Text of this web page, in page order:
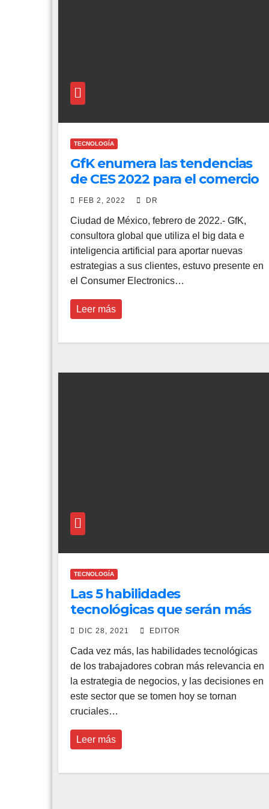
TECNOLOGÍA
GfK enumera las tendencias
de CES 2022 para el comercio
minorista
FEB 2, 2022 DR
Ciudad de México, febrero de 2022.- GfK,
consultora global que utiliza el big data e
inteligencia artificial para aportar nuevas
estrategias a sus clientes, estuvo presente en
el Consumer Electronics…
Leer más
TECNOLOGÍA
Las 5 habilidades
tecnológicas que serán más
demandadas en México en
DIC 28, 2021 EDITOR
Cada vez más, las habilidades tecnológicas
de los trabajadores cobran más relevancia en
la estrategia de negocios, y las decisiones en
este sector que se tomen hoy se tornan
cruciales…
Leer más